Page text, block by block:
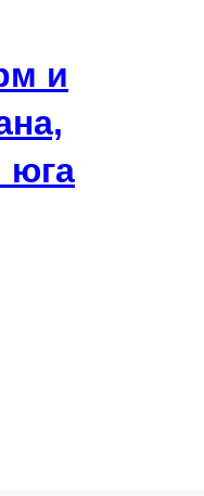
и
юга